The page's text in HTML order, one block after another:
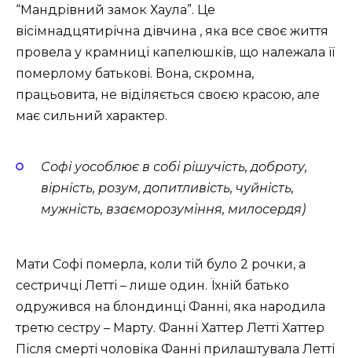
“Мандрівний замок Хаула”. Це
вісімнадцятирічна дівчина , яка все своє життя
провела у крамниці капелюшків, що належала її
померлому батькові. Вона, скромна,
працьовита, не віділяється своєю красою, але
має сильний характер.
Софі уособлює в собі рішучість, доброту,
вірність, розум, допитливість, чуйність,
мужність, взаєморозуміння, милосердя)
Мати Софі померла, коли тій було 2 рочки, а
сестричці Летті – лише один. Їхній батько
одружився на блондинці Фанні, яка народила
третю сестру – Марту. Фанні Хаттер Летті Хаттер
Після смерті чоловіка Фанні прилаштувала Летті